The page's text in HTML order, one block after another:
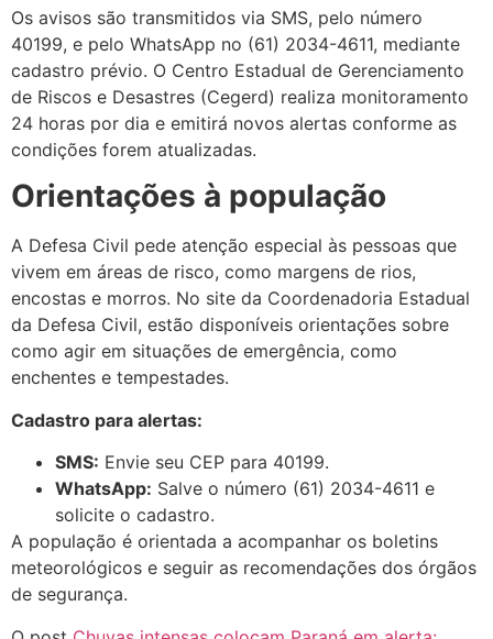
Os avisos são transmitidos via SMS, pelo número
40199, e pelo WhatsApp no (61) 2034-4611, mediante
cadastro prévio. O Centro Estadual de Gerenciamento
de Riscos e Desastres (Cegerd) realiza monitoramento
24 horas por dia e emitirá novos alertas conforme as
condições forem atualizadas.
Orientações à população
A Defesa Civil pede atenção especial às pessoas que
vivem em áreas de risco, como margens de rios,
encostas e morros. No site da Coordenadoria Estadual
da Defesa Civil, estão disponíveis orientações sobre
como agir em situações de emergência, como
enchentes e tempestades.
Cadastro para alertas:
SMS: Envie seu CEP para 40199.
WhatsApp: Salve o número (61) 2034-4611 e
solicite o cadastro.
A população é orientada a acompanhar os boletins
meteorológicos e seguir as recomendações dos órgãos
de segurança.